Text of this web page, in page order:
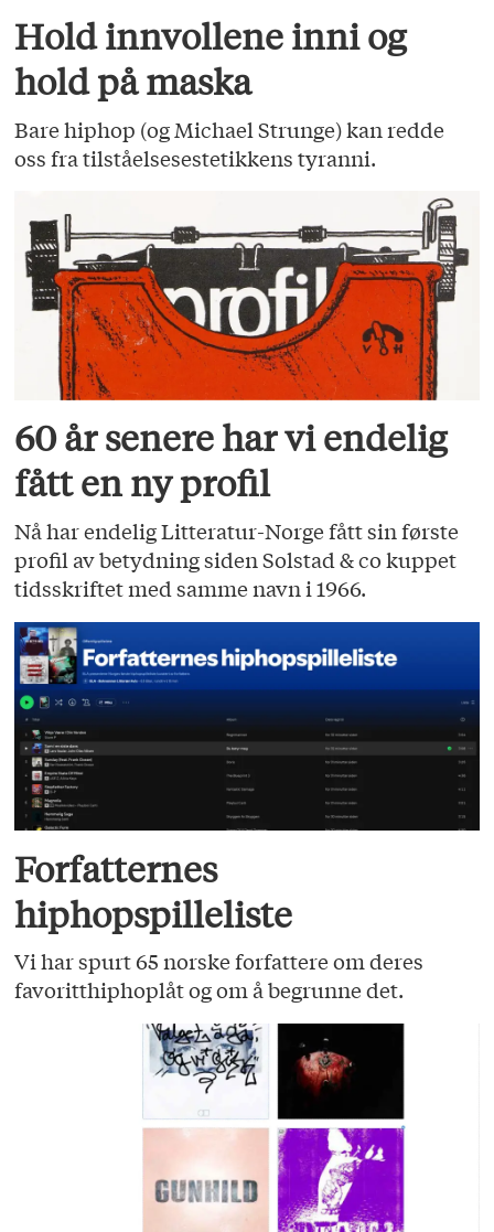
Hold innvollene inni og
hold på maska
Bare hiphop (og Michael Strunge) kan redde
oss fra tilståelsesestetikkens tyranni.
60 år senere har vi endelig
fått en ny profil
Nå har endelig Litteratur-Norge fått sin første
profil av betydning siden Solstad & co kuppet
tidsskriftet med samme navn i 1966.
Forfatternes
hiphopspilleliste
Vi har spurt 65 norske forfattere om deres
favoritthiphoplåt og om å begrunne det.